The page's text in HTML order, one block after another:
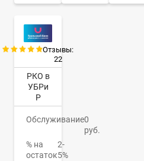
Отзывы:
22
РКО в
УБРи
Р
Обслуживание0
руб.
% на
остаток
2-
5%